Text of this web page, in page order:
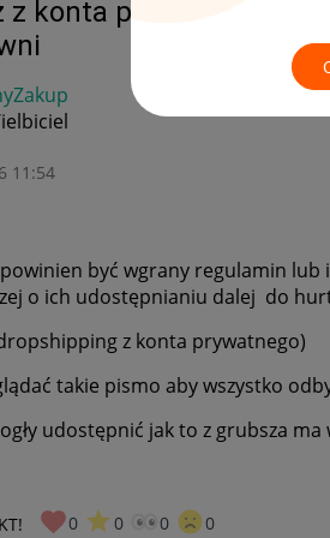
z konta prywatnego a
11:54
powinien być wgrany regulamin
o ich udostępnianiu dalej do
z konta prywatnego)
takie pismo aby wszystko
udostępnić jak to z grubsza
0 0 0 0